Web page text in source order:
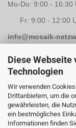
Diese Webseite
Technologien
Wir verwenden
Drittanbietern, um die
gewährleisten, die
ein bestmögliches
Informationen finden
Mo-Do: 9:00 - 16:30
Fr: 9:00 - 12:00
info@mosaik-
Retouren Adresse:
Mosaik-Netzwerk
Kapellenstrasse 3
96117